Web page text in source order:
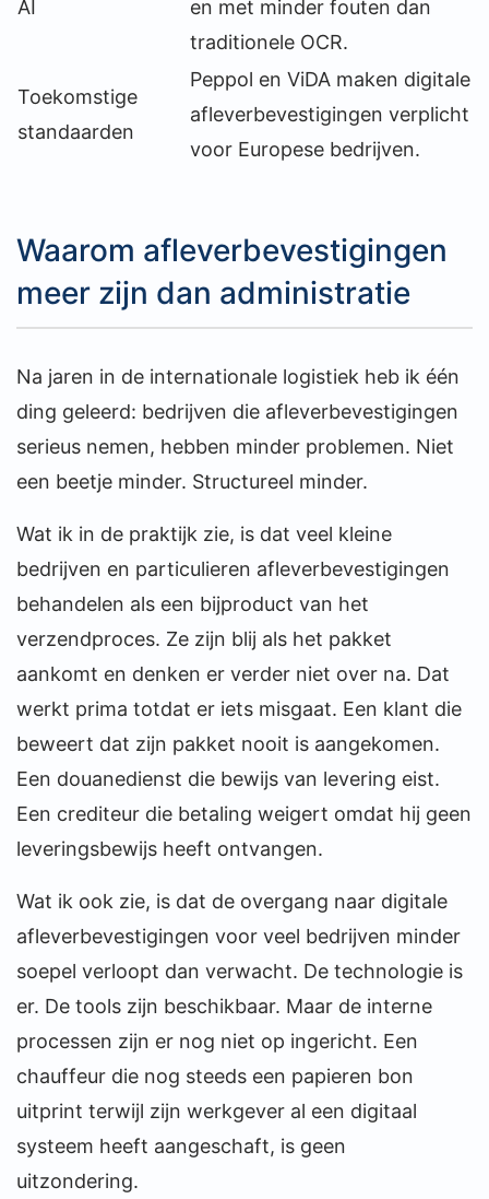
AI
en met minder fouten dan
traditionele OCR.
Toekomstige
standaarden
Peppol en ViDA maken digitale
afleverbevestigingen verplicht
voor Europese bedrijven.
Waarom afleverbevestigingen
meer zijn dan administratie
Na jaren in de internationale logistiek heb ik één
ding geleerd: bedrijven die afleverbevestigingen
serieus nemen, hebben minder problemen. Niet
een beetje minder. Structureel minder.
Wat ik in de praktijk zie, is dat veel kleine
bedrijven en particulieren afleverbevestigingen
behandelen als een bijproduct van het
verzendproces. Ze zijn blij als het pakket
aankomt en denken er verder niet over na. Dat
werkt prima totdat er iets misgaat. Een klant die
beweert dat zijn pakket nooit is aangekomen.
Een douanedienst die bewijs van levering eist.
Een crediteur die betaling weigert omdat hij geen
leveringsbewijs heeft ontvangen.
Wat ik ook zie, is dat de overgang naar digitale
afleverbevestigingen voor veel bedrijven minder
soepel verloopt dan verwacht. De technologie is
er. De tools zijn beschikbaar. Maar de interne
processen zijn er nog niet op ingericht. Een
chauffeur die nog steeds een papieren bon
uitprint terwijl zijn werkgever al een digitaal
systeem heeft aangeschaft, is geen
uitzondering.